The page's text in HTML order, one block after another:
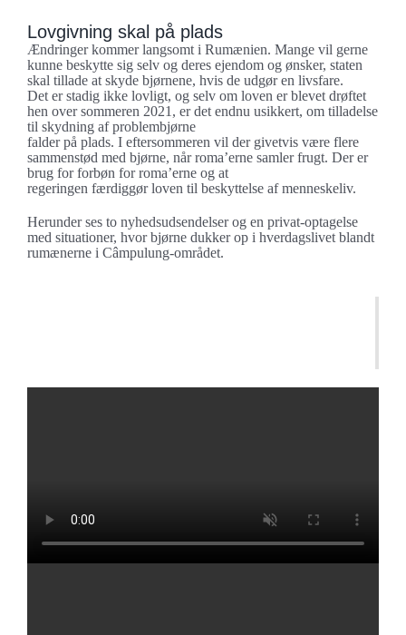
Lovgivning skal på plads
Ændringer kommer langsomt i Rumænien. Mange vil gerne
kunne beskytte sig selv og deres ejendom og ønsker, staten
skal tillade at skyde bjørnene, hvis de udgør en livsfare.
Det er stadig ikke lovligt, og selv om loven er blevet drøftet
hen over sommeren 2021, er det endnu usikkert, om tilladelse
til skydning af problembjørne
falder på plads. I eftersommeren vil der givetvis være flere
sammenstød med bjørne, når roma’erne samler frugt. Der er
brug for forbøn for roma’erne og at
regeringen færdiggør loven til beskyttelse af menneskeliv.
Herunder ses to nyhedsudsendelser og en privat-optagelse
med situationer, hvor bjørne dukker op i hverdagslivet blandt
rumænerne i Câmpulung-området.